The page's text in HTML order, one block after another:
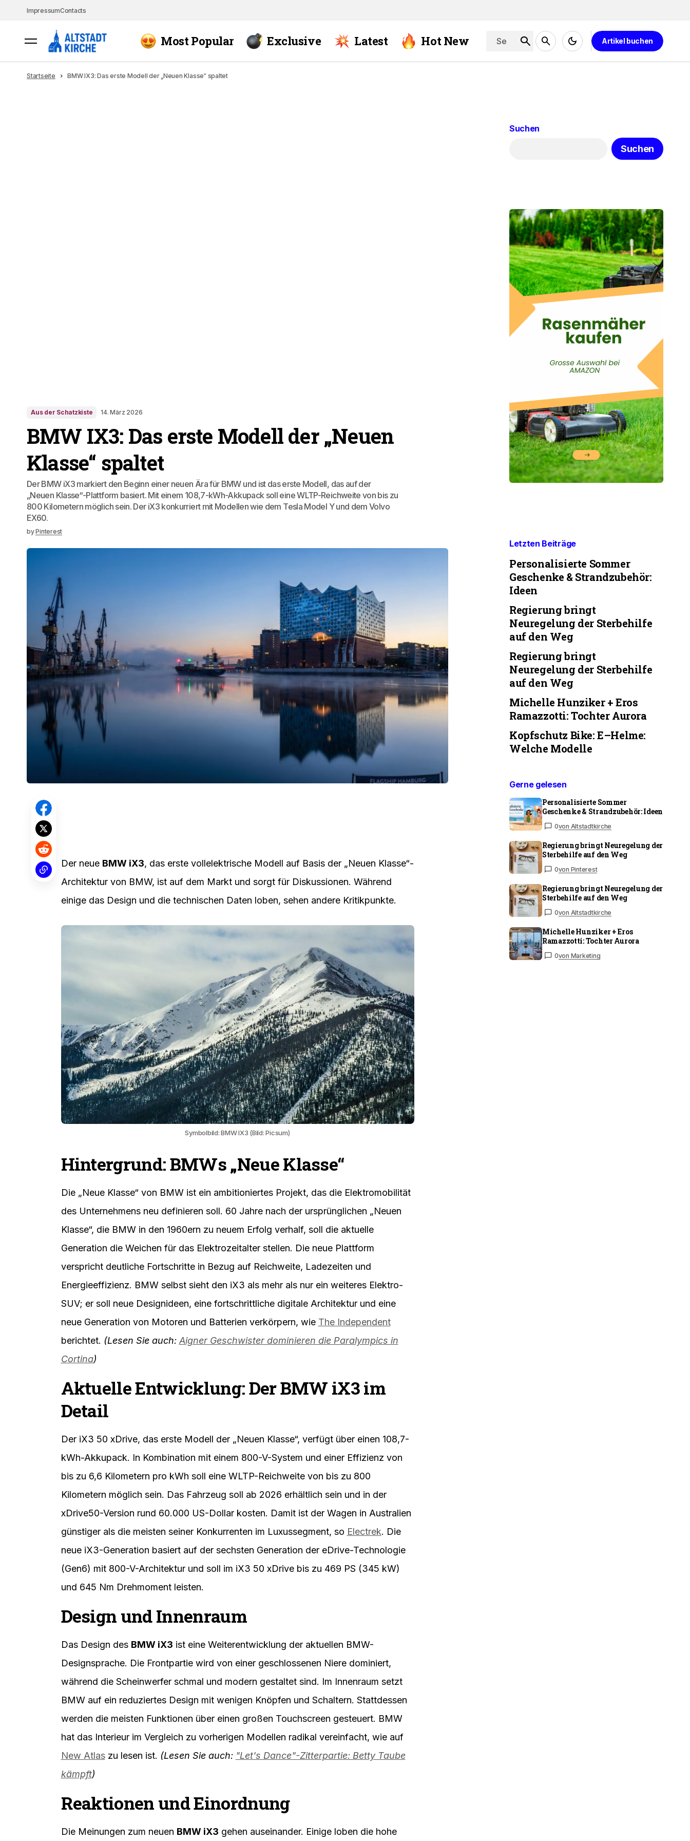
ImpressumContacts
Most Popular Exclusive Latest Hot New Artikel buchen
Startseite BMW IX3: Das erste Modell der „Neuen Klasse“ spaltet
Aus der Schatzkiste 14. März 2026
BMW IX3: Das erste Modell der „Neuen
Klasse“ spaltet
Der BMW iX3 markiert den Beginn einer neuen Ära für BMW und ist das erste Modell, das auf der
„Neuen Klasse“-Plattform basiert. Mit einem 108,7-kWh-Akkupack soll eine WLTP-Reichweite von bis zu
800 Kilometern möglich sein. Der iX3 konkurriert mit Modellen wie dem Tesla Model Y und dem Volvo
EX60.
byPinterest
Der neue BMW iX3, das erste vollelektrische Modell auf Basis der „Neuen Klasse“-
Architektur von BMW, ist auf dem Markt und sorgt für Diskussionen. Während
einige das Design und die technischen Daten loben, sehen andere Kritikpunkte.
Symbolbild: BMW IX3 (Bild: Picsum)
Hintergrund: BMWs „Neue Klasse“
Die „Neue Klasse“ von BMW ist ein ambitioniertes Projekt, das die Elektromobilität
des Unternehmens neu definieren soll. 60 Jahre nach der ursprünglichen „Neuen
Klasse“, die BMW in den 1960ern zu neuem Erfolg verhalf, soll die aktuelle
Generation die Weichen für das Elektrozeitalter stellen. Die neue Plattform
verspricht deutliche Fortschritte in Bezug auf Reichweite, Ladezeiten und
Energieeffizienz. BMW selbst sieht den iX3 als mehr als nur ein weiteres Elektro-
SUV; er soll neue Designideen, eine fortschrittliche digitale Architektur und eine
neue Generation von Motoren und Batterien verkörpern, wie The Independent
berichtet. (Lesen Sie auch: Aigner Geschwister dominieren die Paralympics in
Cortina)
Aktuelle Entwicklung: Der BMW iX3 im
Detail
Der iX3 50 xDrive, das erste Modell der „Neuen Klasse“, verfügt über einen 108,7-
kWh-Akkupack. In Kombination mit einem 800-V-System und einer Effizienz von
bis zu 6,6 Kilometern pro kWh soll eine WLTP-Reichweite von bis zu 800
Kilometern möglich sein. Das Fahrzeug soll ab 2026 erhältlich sein und in der
xDrive50-Version rund 60.000 US-Dollar kosten. Damit ist der Wagen in Australien
günstiger als die meisten seiner Konkurrenten im Luxussegment, so Electrek. Die
neue iX3-Generation basiert auf der sechsten Generation der eDrive-Technologie
(Gen6) mit 800-V-Architektur und soll im iX3 50 xDrive bis zu 469 PS (345 kW)
und 645 Nm Drehmoment leisten.
Design und Innenraum
Das Design des BMW iX3 ist eine Weiterentwicklung der aktuellen BMW-
Designsprache. Die Frontpartie wird von einer geschlossenen Niere dominiert,
während die Scheinwerfer schmal und modern gestaltet sind. Im Innenraum setzt
BMW auf ein reduziertes Design mit wenigen Knöpfen und Schaltern. Stattdessen
werden die meisten Funktionen über einen großen Touchscreen gesteuert. BMW
hat das Interieur im Vergleich zu vorherigen Modellen radikal vereinfacht, wie auf
New Atlaszu lesen ist. (Lesen Sie auch: "Let's Dance"-Zitterpartie: Betty Taube
kämpft)
Reaktionen und Einordnung
Die Meinungen zum neuen BMW iX3 gehen auseinander. Einige loben die hohe
Suchen
Suchen
Letzten Beiträge
Personalisierte Sommer
Geschenke & Strandzubehör:
Ideen
Regierung bringt
Neuregelung der Sterbehilfe
auf den Weg
Regierung bringt
Neuregelung der Sterbehilfe
auf den Weg
Michelle Hunziker + Eros
Ramazzotti: Tochter Aurora
Kopfschutz Bike: E–Helme:
Welche Modelle
Gerne gelesen
Personalisierte Sommer
Geschenke & Strandzubehör: Ideen
0von Altstadtkirche
Regierung bringt Neuregelung der
Sterbehilfe auf den Weg
0von Pinterest
Regierung bringt Neuregelung der
Sterbehilfe auf den Weg
0von Altstadtkirche
Michelle Hunziker + Eros
Ramazzotti: Tochter Aurora
0von Marketing